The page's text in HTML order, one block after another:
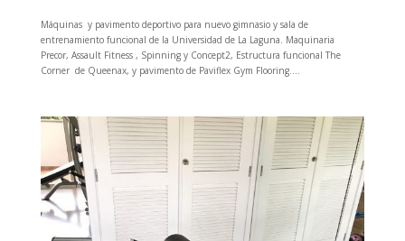
Máquinas y pavimento deportivo para nuevo gimnasio y sala de
entrenamiento funcional de la Universidad de La Laguna. Maquinaria
Precor, Assault Fitness , Spinning y Concept2, Estructura funcional The
Corner de Queenax, y pavimento de Paviflex Gym Flooring....